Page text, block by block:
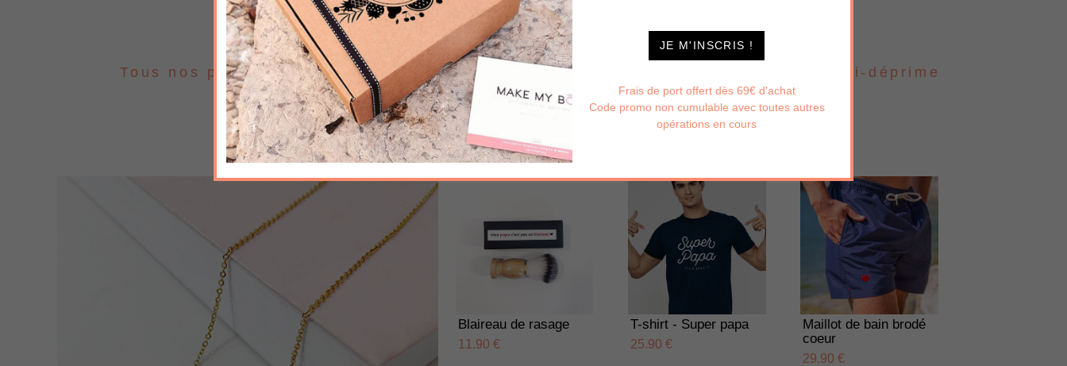
JE M'INSCRIS !
Frais de port offert dès 69€ d'achat
Code promo non cumulable avec toutes autres
opérations en cours
DÉCOUVREZ NOS PRODUITS
Tous nos produits Lui dire je t'aime Papa / Maman Anti-déprime
Joyeux Noël
Blaireau de rasage
11.90 €
T-shirt - Super papa
25.90 €
Maillot de bain brodé
coeur
29.90 €